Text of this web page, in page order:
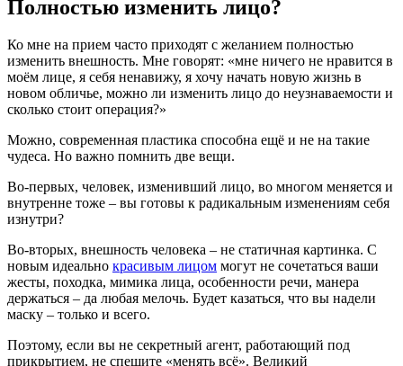
Полностью изменить лицо?
Ко мне на прием часто приходят с желанием полностью
изменить внешность. Мне говорят: «мне ничего не нравится в
моём лице, я себя ненавижу, я хочу начать новую жизнь в
новом обличье, можно ли изменить лицо до неузнаваемости и
сколько стоит операция?»
Можно, современная пластика способна ещё и не на такие
чудеса. Но важно помнить две вещи.
Во-первых, человек, изменивший лицо, во многом меняется и
внутренне тоже – вы готовы к радикальным изменениям себя
изнутри?
Во-вторых, внешность человека – не статичная картинка. С
новым идеально красивым лицом могут не сочетаться ваши
жесты, походка, мимика лица, особенности речи, манера
держаться – да любая мелочь. Будет казаться, что вы надели
маску – только и всего.
Поэтому, если вы не секретный агент, работающий под
прикрытием, не спешите «менять всё». Великий